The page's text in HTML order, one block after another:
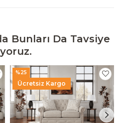
Bunları Da Tavsiye
Ücretsiz Kargo
%25